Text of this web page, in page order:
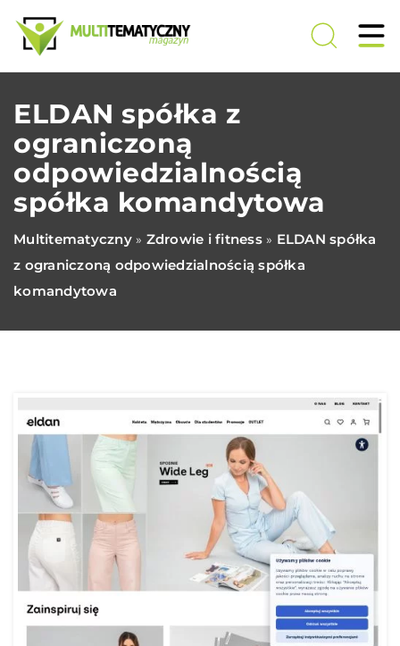
ELDAN spółka z
ograniczoną
odpowiedzialnością
spółka komandytowa
Multitematyczny» Zdrowie i fitness» ELDAN spółka
z ograniczoną odpowiedzialnością spółka
komandytowa